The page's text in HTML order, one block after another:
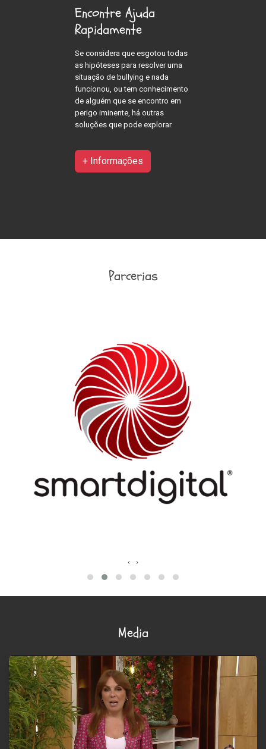
Encontre Ajuda
Rapidamente
Se considera que esgotou todas
as hipóteses para resolver uma
situação de bullying e nada
funcionou, ou tem conhecimento
de alguém que se encontro em
perigo iminente, há outras
soluções que pode explorar.
+ Informações
Parcerias
‹ ›
Media